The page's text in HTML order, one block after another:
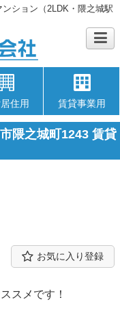
ション（2LDK・隈之城駅
住用 賃貸事業用
隈之城町1243 賃貸
お気に入り登録
スメです！